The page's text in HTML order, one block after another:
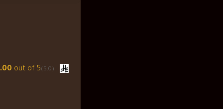
out of 5(5.0)